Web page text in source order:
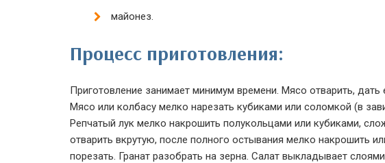
майонез.
Процесс приготовления:
Приготовление занимает минимум времени. Мясо отварить, дать
Мясо или колбасу мелко нарезать кубиками или соломкой (в
Репчатый лук мелко накрошить полукольцами или кубиками,
отварить вкрутую, после полного остывания мелко накрошить
порезать. Гранат разобрать на зерна. Салат выкладывает